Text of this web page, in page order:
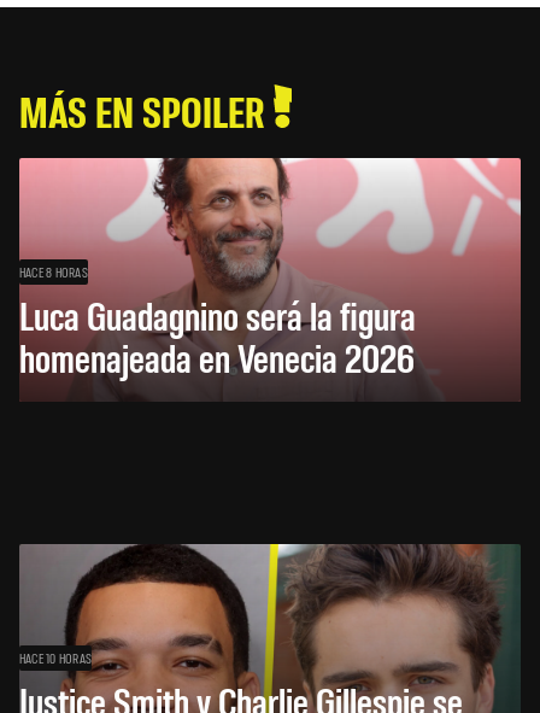
MÁS EN SPOILER
HACE 8 HORAS
Luca Guadagnino será la figura
homenajeada en Venecia 2026
HACE 10 HORAS
Justice Smith y Charlie Gillespie se